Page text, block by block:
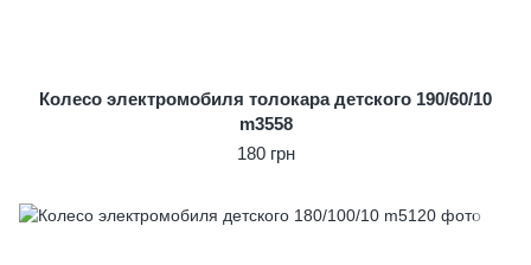
Колесо электромобиля толокара детского 190/60/10
m3558
180 грн